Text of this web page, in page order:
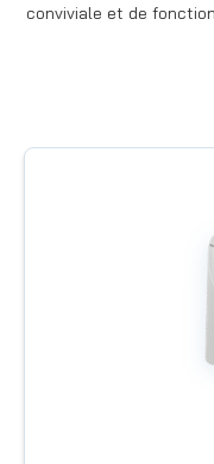
conviviale et de